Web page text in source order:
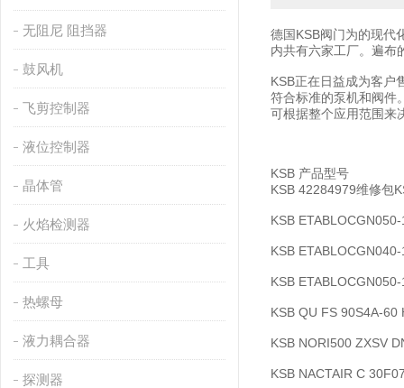
无阻尼 阻挡器
鼓风机
飞剪控制器
液位控制器
晶体管
火焰检测器
工具
热螺母
液力耦合器
探测器
德国KSB阀门为的现代
内共有六家工厂。遍布
KSB正在日益成为客户
符合标准的泵机和阀件
可根据整个应用范围来
KSB 产品型号
KSB 42284979维修包
KSB
KSB
KSB
KSB QU FS 90S4A-60
KSB NORI500 ZXSV
KSB NACTAIR C